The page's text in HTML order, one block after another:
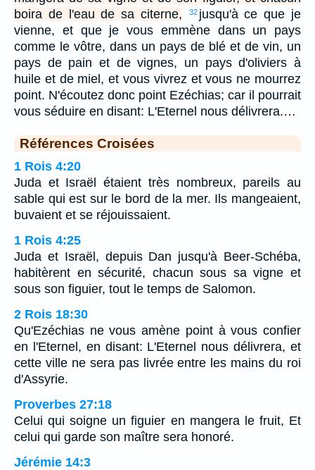
boira de l'eau de sa citerne,
32 jusqu'à ce que je
vienne, et que je vous emmène dans un pays
comme le vôtre, dans un pays de blé et de vin, un
pays de pain et de vignes, un pays d'oliviers à
huile et de miel, et vous vivrez et vous ne mourrez
point. N'écoutez donc point Ezéchias; car il pourrait
vous séduire en disant: L'Eternel nous délivrera.…
Références Croisées
1 Rois 4:20
Juda et Israël étaient très nombreux, pareils au
sable qui est sur le bord de la mer. Ils mangeaient,
buvaient et se réjouissaient.
1 Rois 4:25
Juda et Israël, depuis Dan jusqu'à Beer-Schéba,
habitèrent en sécurité, chacun sous sa vigne et
sous son figuier, tout le temps de Salomon.
2 Rois 18:30
Qu'Ezéchias ne vous amène point à vous confier
en l'Eternel, en disant: L'Eternel nous délivrera, et
cette ville ne sera pas livrée entre les mains du roi
d'Assyrie.
Proverbes 27:18
Celui qui soigne un figuier en mangera le fruit, Et
celui qui garde son maître sera honoré.
Jérémie 14:3